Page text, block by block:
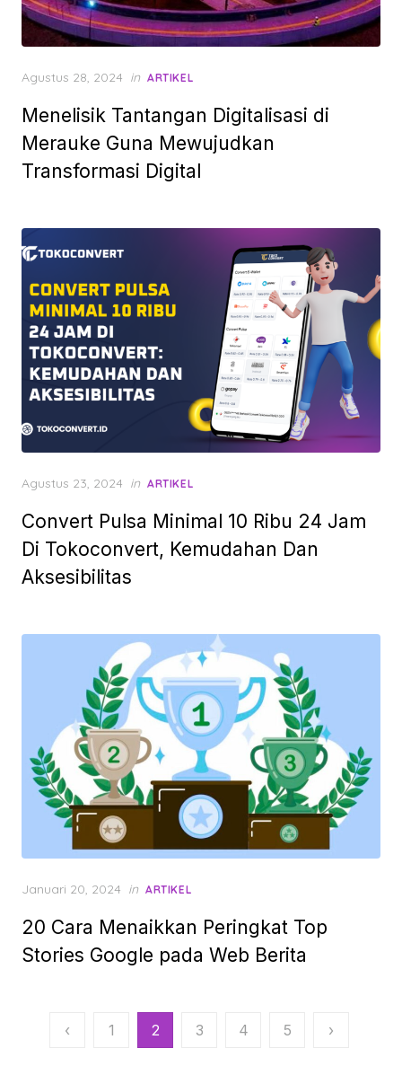
Posted
Agustus 28, 2024 in ARTIKEL
Menelisik Tantangan Digitalisasi di
Merauke Guna Mewujudkan
Transformasi Digital
Posted
Agustus 23, 2024 in ARTIKEL
Convert Pulsa Minimal 10 Ribu 24 Jam
Di Tokoconvert, Kemudahan Dan
Aksesibilitas
Posted
Januari 20, 2024 in ARTIKEL
20 Cara Menaikkan Peringkat Top
Stories Google pada Web Berita
Paginasi
‹ 1 2 3 4 5 ›